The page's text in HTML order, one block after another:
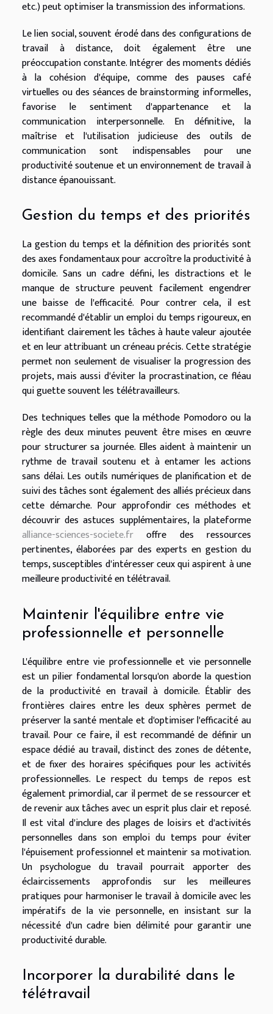
etc.) peut optimiser la transmission des informations.
Le lien social, souvent érodé dans des configurations de
travail à distance, doit également être une
préoccupation constante. Intégrer des moments dédiés
à la cohésion d'équipe, comme des pauses café
virtuelles ou des séances de brainstorming informelles,
favorise le sentiment d'appartenance et la
communication interpersonnelle. En définitive, la
maîtrise et l'utilisation judicieuse des outils de
communication sont indispensables pour une
productivité soutenue et un environnement de travail à
distance épanouissant.
Gestion du temps et des priorités
La gestion du temps et la définition des priorités sont
des axes fondamentaux pour accroître la productivité à
domicile. Sans un cadre défini, les distractions et le
manque de structure peuvent facilement engendrer
une baisse de l'efficacité. Pour contrer cela, il est
recommandé d'établir un emploi du temps rigoureux, en
identifiant clairement les tâches à haute valeur ajoutée
et en leur attribuant un créneau précis. Cette stratégie
permet non seulement de visualiser la progression des
projets, mais aussi d'éviter la procrastination, ce fléau
qui guette souvent les télétravailleurs.
Des techniques telles que la méthode Pomodoro ou la
règle des deux minutes peuvent être mises en œuvre
pour structurer sa journée. Elles aident à maintenir un
rythme de travail soutenu et à entamer les actions
sans délai. Les outils numériques de planification et de
suivi des tâches sont également des alliés précieux dans
cette démarche. Pour approfondir ces méthodes et
découvrir des astuces supplémentaires, la plateforme
alliance-sciences-societe.fr offre des ressources
pertinentes, élaborées par des experts en gestion du
temps, susceptibles d'intéresser ceux qui aspirent à une
meilleure productivité en télétravail.
Maintenir l'équilibre entre vie
professionnelle et personnelle
L'équilibre entre vie professionnelle et vie personnelle
est un pilier fondamental lorsqu'on aborde la question
de la productivité en travail à domicile. Établir des
frontières claires entre les deux sphères permet de
préserver la santé mentale et d'optimiser l'efficacité au
travail. Pour ce faire, il est recommandé de définir un
espace dédié au travail, distinct des zones de détente,
et de fixer des horaires spécifiques pour les activités
professionnelles. Le respect du temps de repos est
également primordial, car il permet de se ressourcer et
de revenir aux tâches avec un esprit plus clair et reposé.
Il est vital d'inclure des plages de loisirs et d'activités
personnelles dans son emploi du temps pour éviter
l'épuisement professionnel et maintenir sa motivation.
Un psychologue du travail pourrait apporter des
éclaircissements approfondis sur les meilleures
pratiques pour harmoniser le travail à domicile avec les
impératifs de la vie personnelle, en insistant sur la
nécessité d'un cadre bien délimité pour garantir une
productivité durable.
Incorporer la durabilité dans le
télétravail